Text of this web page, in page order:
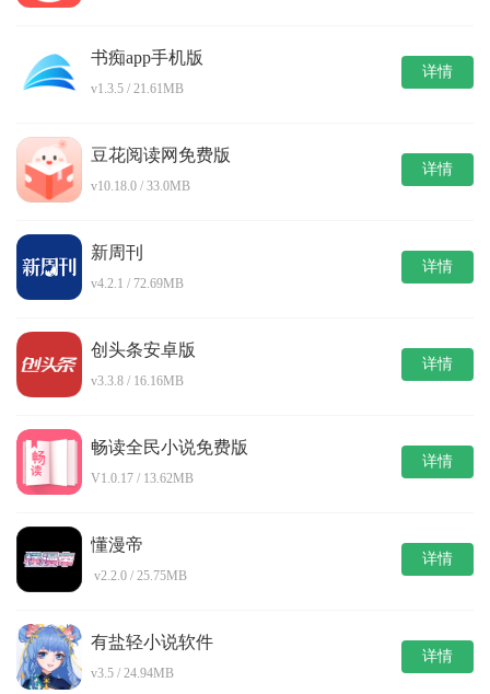
书痴app手机版
v1.3.5 / 21.61MB
详情
豆花阅读网免费版
v10.18.0 / 33.0MB
详情
新周刊
v4.2.1 / 72.69MB
详情
创头条安卓版
v3.3.8 / 16.16MB
详情
畅读全民小说免费版
V1.0.17 / 13.62MB
详情
懂漫帝
v2.2.0 / 25.75MB
详情
有盐轻小说软件
v3.5 / 24.94MB
详情